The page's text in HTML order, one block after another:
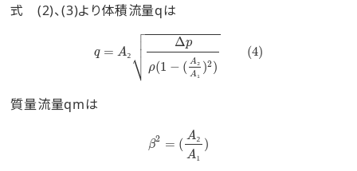
式 (2)、(3)より体積流量qは
q = A₂ 


⎷
Δp
ρ(1 − ( A₂
A₁
)2)
(4)
pρ(1−(A₂A₁)2
質量流量qmは
β2 = ( A₂
A₁
)
₂